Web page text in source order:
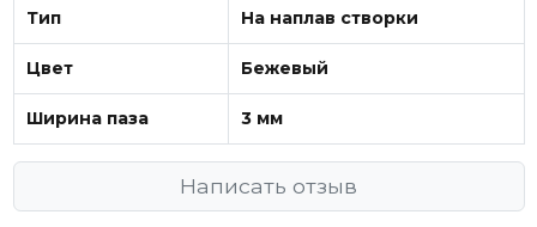
Тип На наплав створки
Цвет Бежевый
Ширина паза 3 мм
Написать отзыв